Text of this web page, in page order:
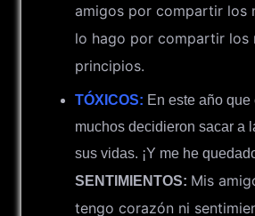
amigos por compartir los
lo hago por compartir los
principios.
TÓXICOS: En este año que
muchos decidieron sacar a
sus vidas. ¡Y me he
SENTIMIENTOS: Mis
tengo corazón ni